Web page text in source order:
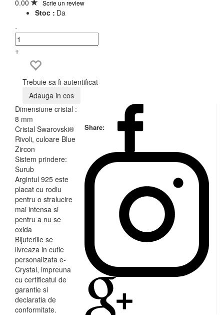
0.00 Scrie un review
Stoc : Da
-
+
Trebuie sa fi autentificat
Adauga in cos
Share:
Dimensiune cristal :
8 mm
Cristal Swarovski®
Rivoli, culoare Blue
Zircon
Sistem prindere:
Surub
Argintul 925 este
placat cu rodiu
pentru o stralucire
mai intensa si
pentru a nu se
oxida
Bijuteriile se
livreaza in cutie
personalizata e-
Crystal, impreuna
cu certificatul de
garantie si
declaratia de
conformitate.